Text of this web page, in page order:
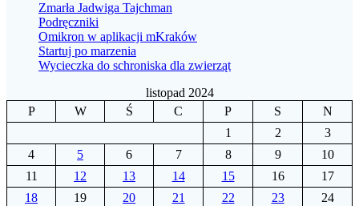
Zmarła Jadwiga Tajchman
Podręczniki
Omikron w aplikacji mKraków
Startuj po marzenia
Wycieczka do schroniska dla zwierząt
listopad 2024
P
W Ś C P S
N
1
2
3
4
5 6 7 8 9
10
11
12 13 14 15 16
17
18
19 20 21 22 23
24